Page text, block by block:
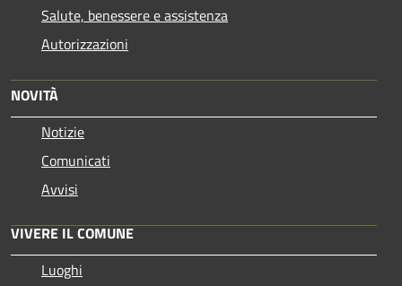
Salute, benessere e assistenza
Autorizzazioni
NOVITÀ
Notizie
Comunicati
Avvisi
VIVERE IL COMUNE
Luoghi